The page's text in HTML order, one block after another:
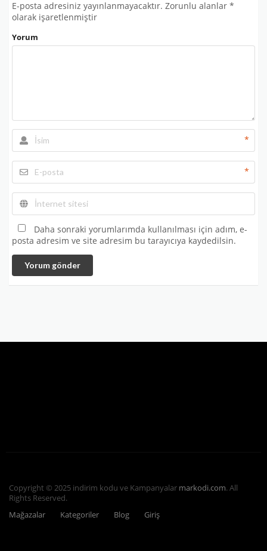
E-posta adresiniz yayınlanmayacaktır. Zorunlu alanlar *
olarak işaretlenmiştir
Yorum
*
*
Daha sonraki yorumlarımda kullanılması için adım, e-
posta adresim ve site adresim bu tarayıcıya kaydedilsin.
Yorum gönder
Copyright © 2025 indirim kodu ve Kampanyalar markodi.com. All
Rights Reserved.
Mağazalar
Kategoriler Blog Giriş